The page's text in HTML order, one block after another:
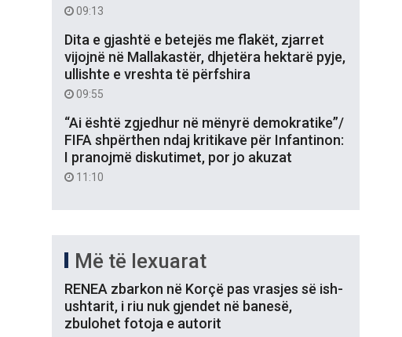
09:13
Dita e gjashtë e betejës me flakët, zjarret
vijojnë në Mallakastër, dhjetëra hektarë pyje,
ullishte e vreshta të përfshira
09:55
“Ai është zgjedhur në mënyrë demokratike”/
FIFA shpërthen ndaj kritikave për Infantinon:
I pranojmë diskutimet, por jo akuzat
11:10
Më të lexuarat
RENEA zbarkon në Korçë pas vrasjes së ish-
ushtarit, i riu nuk gjendet në banesë,
zbulohet fotoja e autorit